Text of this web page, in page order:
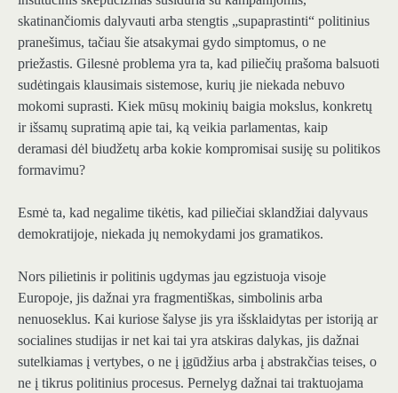
skatinančiomis dalyvauti arba stengtis „supaprastinti“ politinius
pranešimus, tačiau šie atsakymai gydo simptomus, o ne
priežastis. Gilesnė problema yra ta, kad piliečių prašoma balsuoti
sudėtingais klausimais sistemose, kurių jie niekada nebuvo
mokomi suprasti. Kiek mūsų mokinių baigia mokslus, konkretų
ir išsamų supratimą apie tai, ką veikia parlamentas, kaip
deramasi dėl biudžetų arba kokie kompromisai susiję su politikos
formavimu?
Esmė ta, kad negalime tikėtis, kad piliečiai sklandžiai dalyvaus
demokratijoje, niekada jų nemokydami jos gramatikos.
Nors pilietinis ir politinis ugdymas jau egzistuoja visoje
Europoje, jis dažnai yra fragmentiškas, simbolinis arba
nenuoseklus. Kai kuriose šalyse jis yra išsklaidytas per istoriją ar
socialines studijas ir net kai tai yra atskiras dalykas, jis dažnai
sutelkiamas į vertybes, o ne į įgūdžius arba į abstrakčias teises, o
ne į tikrus politinius procesus. Pernelyg dažnai tai traktuojama